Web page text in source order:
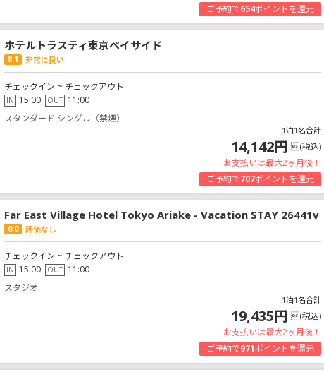
ご予約で654ポイントを還元
ホテルトラスティ東京ベイサイド
8.1 非常に良い
チェックイン ~ チェックアウト
IN 15:00 OUT 11:00
スタンダード シングル（禁煙）
1泊1名合計
14,142円 (税込)
お支払いは最大2ヶ月後！
ご予約で707ポイントを還元
Far East Village Hotel Tokyo Ariake - Vacation STAY 26441v
0.0 評価なし
チェックイン ~ チェックアウト
IN 15:00 OUT 11:00
スタジオ
1泊1名合計
19,435円 (税込)
お支払いは最大2ヶ月後！
ご予約で971ポイントを還元